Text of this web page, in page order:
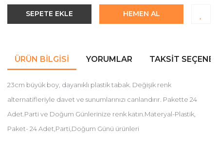
SEPETE EKLE HEMEN AL
ÜRÜN BILGISI YORUMLAR TAKSIT
23cm büyük boy, dayanıklı plastik tabak. Değişik renk
alternatifleriyle davet ve sunumlarınızı canlandırır. Pakette 24
Adet.Parti ve Doğum Günlerinize renk katın.Materyal-Plastik,
Paket- 24 Adet,Parti,Doğum Günü ürünleri